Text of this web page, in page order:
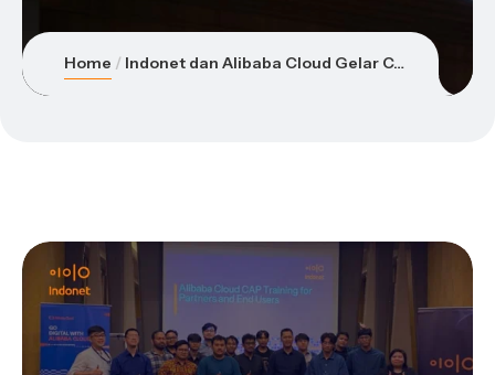
Home Indonet dan Alibaba Cloud Gelar CAP Exam Preparation Batch 2 untuk Persiapkan Profesional Cloud Bersertifikasi